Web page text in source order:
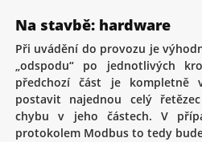
Na stavbě: hardware
Při uvádění do provozu je
„odspodu“ po jednotlivých
předchozí část je kompletně
postavit najednou celý
chybu v jeho částech. V
protokolem Modbus to tedy